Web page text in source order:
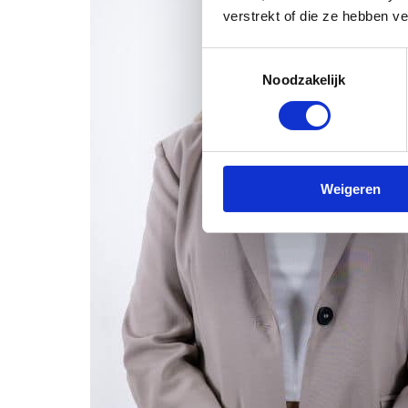
verstrekt of die ze hebben
Noodzakelijk
Weigeren